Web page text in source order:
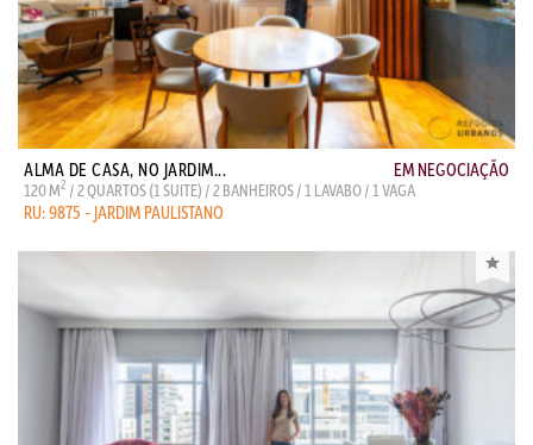
ALMA DE CASA, NO JARDIM... EM NEGOCIAÇÃO
120 M2 / 2 QUARTOS (1 SUITE) / 2 BANHEIROS / 1 LAVABO / 1 VAGA
RU: 9875 - JARDIM PAULISTANO